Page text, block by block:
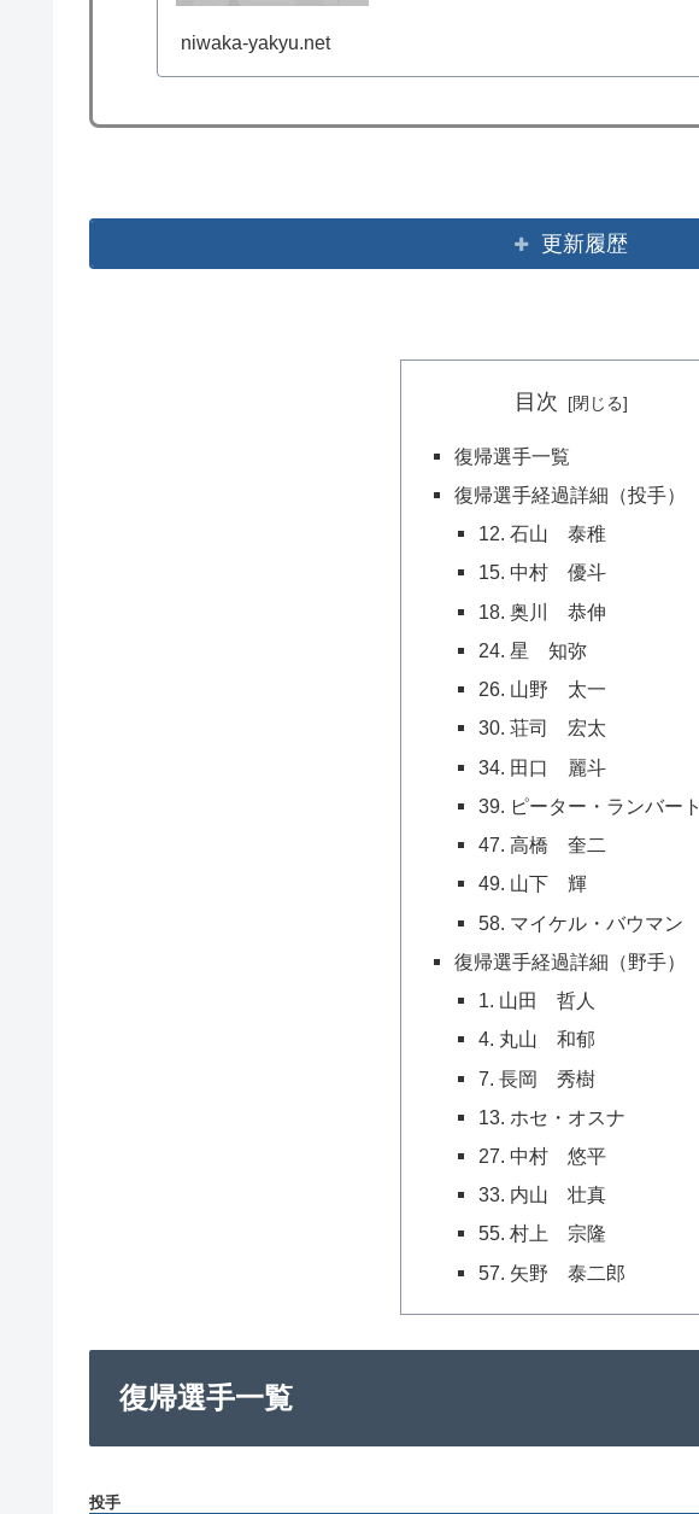
niwaka-yakyu.net
更新履歴
目次
復帰選手一覧
復帰選手経過詳細（投手）
12. 石山 泰稚
15. 中村 優斗
18. 奥川 恭伸
24. 星 知弥
26. 山野 太一
30. 荘司 宏太
34. 田口 麗斗
39. ピーター・ランバート
47. 高橋 奎二
49. 山下 輝
58. マイケル・バウマン
復帰選手経過詳細（野手）
1. 山田 哲人
4. 丸山 和郁
7. 長岡 秀樹
13. ホセ・オスナ
27. 中村 悠平
33. 内山 壮真
55. 村上 宗隆
57. 矢野 泰二郎
復帰選手一覧
投手